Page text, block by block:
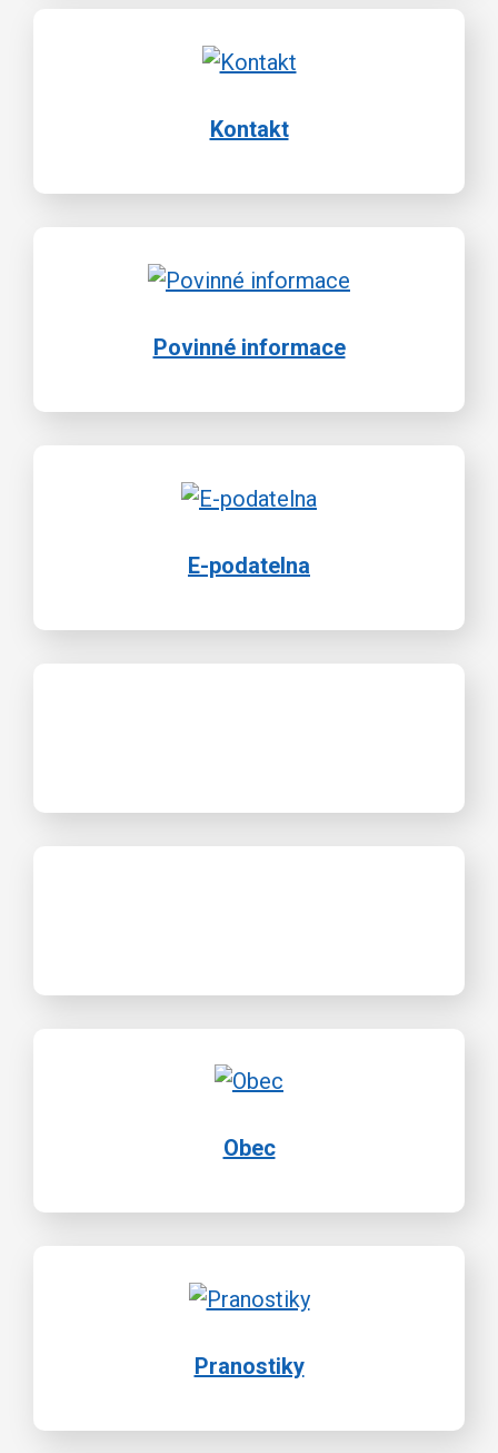
Kontakt
Povinné informace
E-podatelna
Obec
Pranostiky